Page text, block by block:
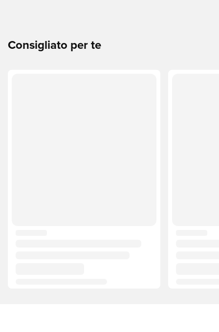
Consigliato per te